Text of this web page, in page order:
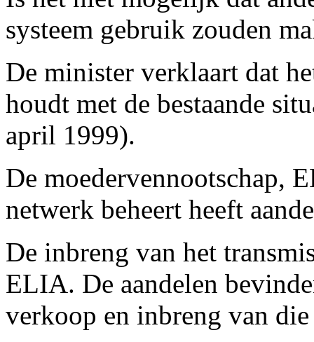
systeem gebruik zouden
De minister verklaart dat
houdt met de bestaande
april 1999).
De moedervennootschap,
netwerk beheert heeft
De inbreng van het
ELIA. De aandelen
verkoop en inbreng van die